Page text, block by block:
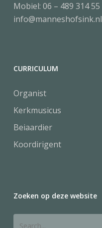
Mobiel: 06 – 489 314 55
info@manneshofsink.nl
CURRICULUM
Organist
Kerkmusicus
Beiaardier
Koordirigent
Zoeken op deze website